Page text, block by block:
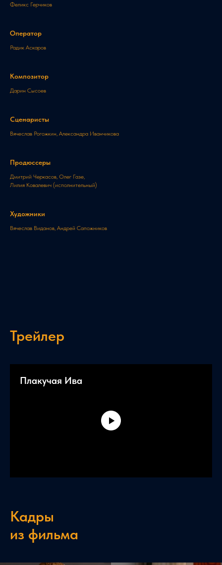
Феликс Герчиков
Оператор
Радик Аскаров
Композитор
Дарин Сысоев
Сценаристы
Вячеслав Рогожкин, Александра Иванчикова
Продюссеры
Дмитрий Черкасов, Олег Газе,
Лилия Ковалевич (иcполнительный)
Художники
Вячеслав Виданов, Андрей Сапожников
Трейлер
Плакучая Ива
Кадры
из фильма